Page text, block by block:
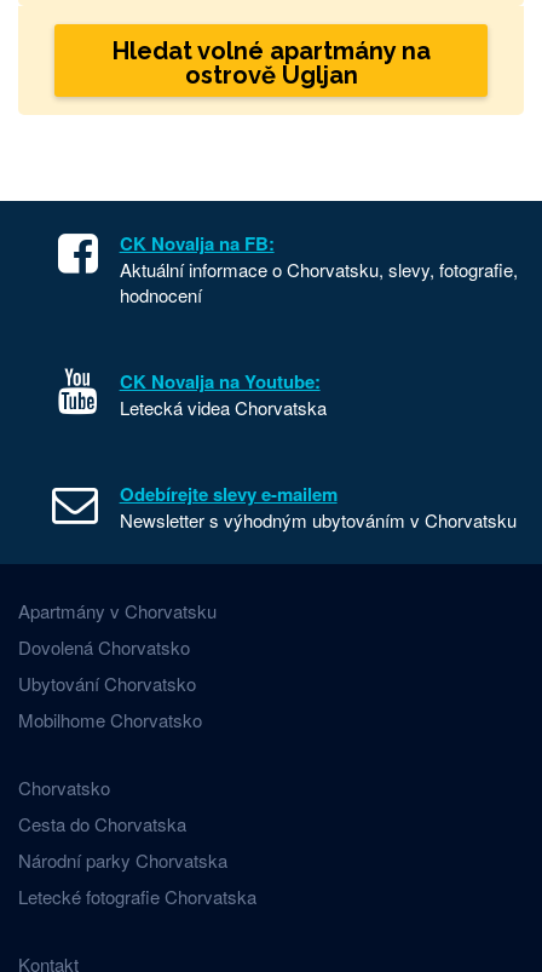
Hledat volné apartmány na
ostrově Ugljan
CK Novalja na FB:
Aktuální informace o Chorvatsku, slevy, fotografie,
hodnocení
CK Novalja na Youtube:
Letecká videa Chorvatska
Odebírejte slevy e-mailem
Newsletter s výhodným ubytováním v Chorvatsku
Apartmány v Chorvatsku
Dovolená Chorvatsko
Ubytování Chorvatsko
Mobilhome Chorvatsko
Chorvatsko
Cesta do Chorvatska
Národní parky Chorvatska
Letecké fotografie Chorvatska
Kontakt